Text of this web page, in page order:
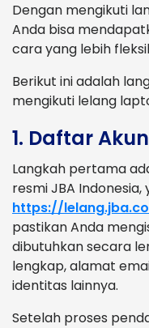
Dengan mengikuti
Anda bisa
cara yang lebih
Berikut ini adalah
mengikuti lelang
1. Daftar Akun
Langkah pertama
resmi JBA Indonesia,
https://
pastikan Anda
dibutuhkan secara
lengkap, alamat
identitas lainnya.
Setelah proses